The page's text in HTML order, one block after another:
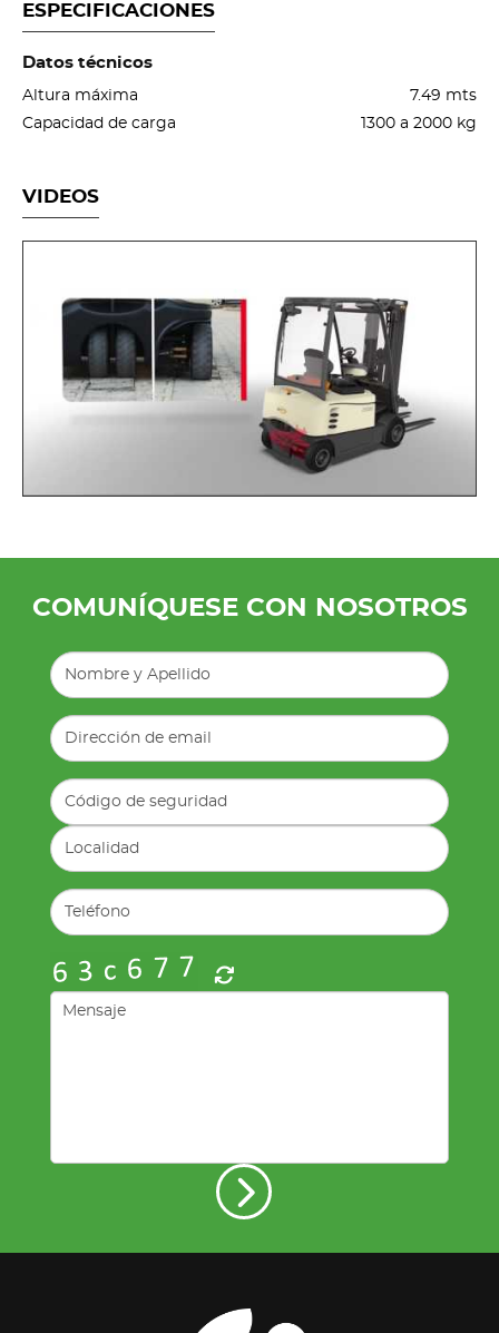
ESPECIFICACIONES
Datos técnicos
Altura máxima
7.49 mts
Capacidad de carga
1300 a 2000 kg
VIDEOS
COMUNÍQUESE CON NOSOTROS